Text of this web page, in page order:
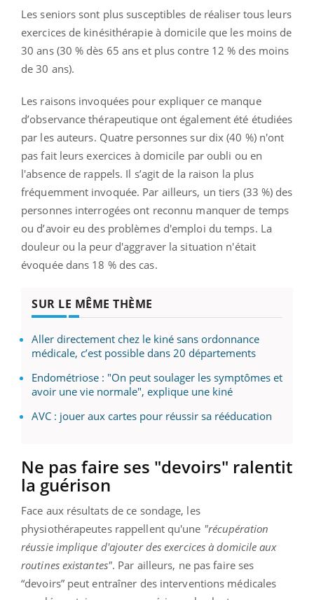
Les seniors sont plus susceptibles de réaliser tous leurs
exercices de kinésithérapie à domicile que les moins de
30 ans (30 % dès 65 ans et plus contre 12 % des moins
de 30 ans).
Les raisons invoquées pour expliquer ce manque
d’observance thérapeutique ont également été étudiées
par les auteurs. Quatre personnes sur dix (40 %) n'ont
pas fait leurs exercices à domicile par oubli ou en
l'absence de rappels. Il s’agit de la raison la plus
fréquemment invoquée. Par ailleurs, un tiers (33 %) des
personnes interrogées ont reconnu manquer de temps
ou d’avoir eu des problèmes d'emploi du temps. La
douleur ou la peur d'aggraver la situation n'était
évoquée dans 18 % des cas.
SUR LE MÊME THÈME
Aller directement chez le kiné sans ordonnance
médicale, c’est possible dans 20 départements
Endométriose : "On peut soulager les symptômes et
avoir une vie normale", explique une kiné
AVC : jouer aux cartes pour réussir sa rééducation
Ne pas faire ses "devoirs" ralentit
la guérison
Face aux résultats de ce sondage, les
physiothérapeutes rappellent qu'une "récupération
réussie implique d'ajouter des exercices à domicile aux
routines existantes". Par ailleurs, ne pas faire ses
“devoirs” peut entraîner des interventions médicales